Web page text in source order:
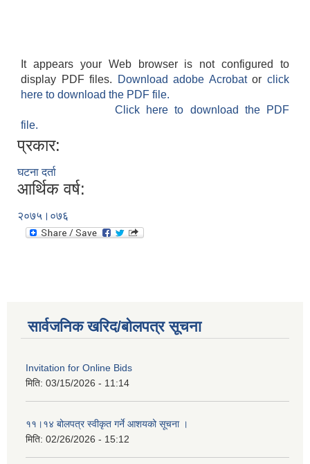
It appears your Web browser is not configured to
display PDF files.
Download adobe Acrobatorclick
here to download the PDF file.
Click here to download the PDF
file.
प्रकार:
घटना दर्ता
आर्थिक वर्ष:
२०७५।०७६
सार्वजनिक खरिद/बोलपत्र सूचना
Invitation for Online Bids
मिति: 03/15/2026 - 11:14
११।१४ बोलपत्र स्वीकृत गर्ने आशयको सूचना ।
मिति: 02/26/2026 - 15:12